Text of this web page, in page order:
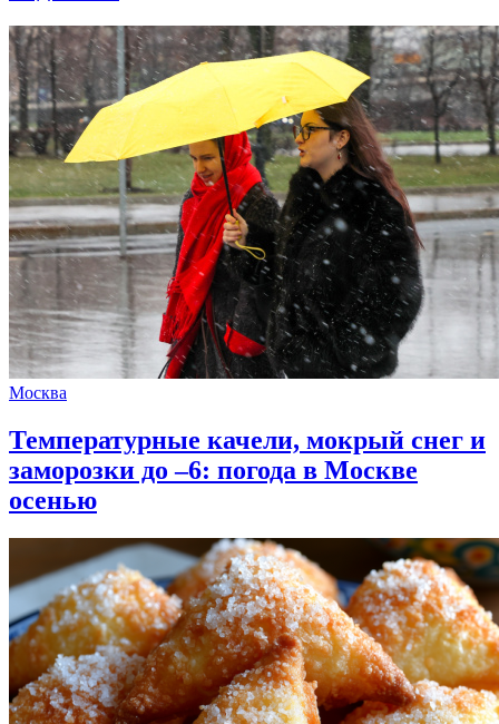
Москва
Температурные качели, мокрый снег и
заморозки до –6: погода в Москве
осенью